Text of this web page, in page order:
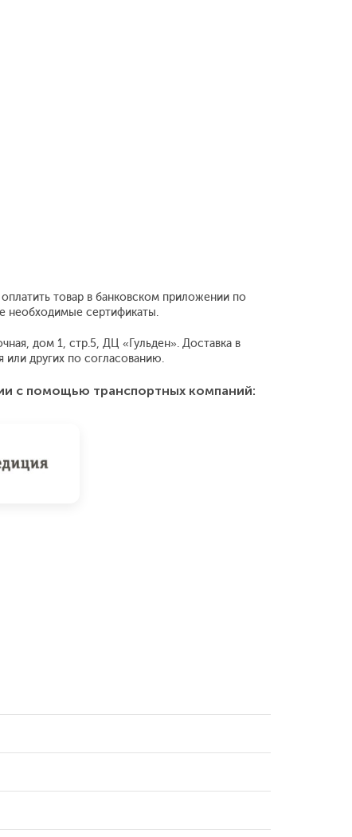
товар в банковском приложении по
необходимые сертификаты.
дом 1, стр.5, ДЦ «Гульден». Доставка в
других по согласованию.
с помощью транспортных компаний: